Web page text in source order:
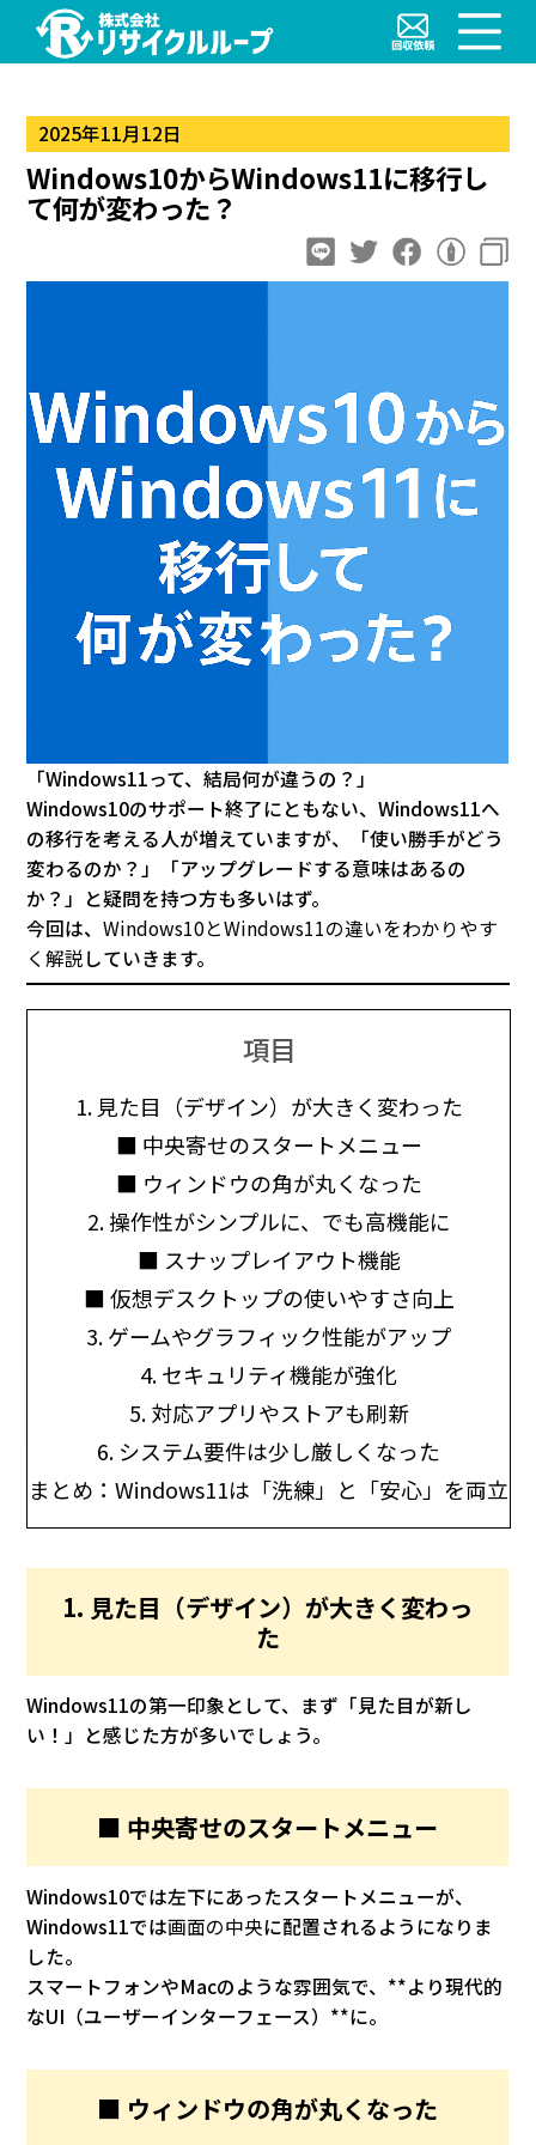
2025年11月12日
Windows10からWindows11に移行し
て何が変わった？
「Windows11って、結局何が違うの？」
Windows10のサポート終了にともない、Windows11へ
の移行を考える人が増えていますが、「使い勝手がどう
変わるのか？」「アップグレードする意味はあるの
か？」と疑問を持つ方も多いはず。
今回は、Windows10とWindows11の違いをわかりやす
く解説していきます。
項目
1. 見た目（デザイン）が大きく変わった
■ 中央寄せのスタートメニュー
■ ウィンドウの角が丸くなった
2. 操作性がシンプルに、でも高機能に
■ スナップレイアウト機能
■ 仮想デスクトップの使いやすさ向上
3. ゲームやグラフィック性能がアップ
4. セキュリティ機能が強化
5. 対応アプリやストアも刷新
6. システム要件は少し厳しくなった
まとめ：Windows11は「洗練」と「安心」を両立
1. 見た目（デザイン）が大きく変わっ
た
Windows11の第一印象として、まず「見た目が新し
い！」と感じた方が多いでしょう。
■ 中央寄せのスタートメニュー
Windows10では左下にあったスタートメニューが、
Windows11では画面の中央に配置されるようになりま
した。
スマートフォンやMacのような雰囲気で、**より現代的
なUI（ユーザーインターフェース）**に。
■ ウィンドウの角が丸くなった